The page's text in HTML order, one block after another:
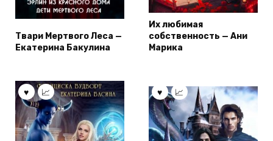
Твари Мертвого Леса —
Екатерина Бакулина
Их любимая
собственность — Ани
Марика